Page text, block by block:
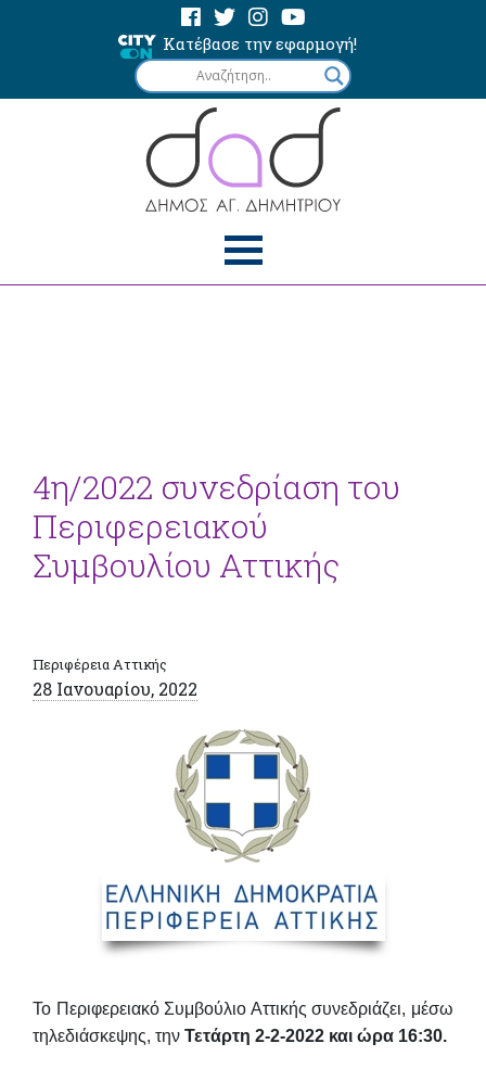
Κατέβασε την εφαρμογή!
4η/2022 συνεδρίαση του
Περιφερειακού
Συμβουλίου Αττικής
Περιφέρεια Αττικής
28 Ιανουαρίου, 2022
Το Περιφερειακό Συμβούλιο Αττικής συνεδριάζει, μέσω
τηλεδιάσκεψης, την Τετάρτη 2-2-2022 και ώρα 16:30.